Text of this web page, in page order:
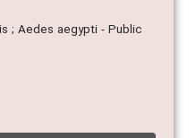
; Aedes aegypti - Public